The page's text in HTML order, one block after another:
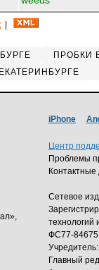
ПРОБКИ
iPhone
Центр
Проблемы
Сетевое
технологий
ФС77-84675
Главный